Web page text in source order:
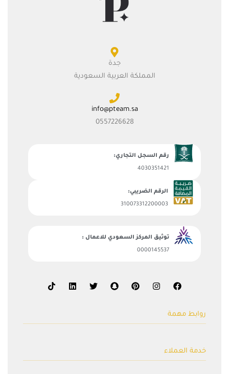
جدة
المملكة العربية السعودية
info@pteam.sa
0557226628
رقم السجل التجاري:
4030351421
الرقم الضريبي:
310073312200003
توثيق المركز السعودي للاعمال :
0000145537
روابط مهمة
المتجر
خدمة العملاء